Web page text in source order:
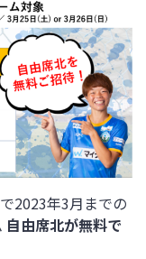
2023年3月までの
自由席北が無料で